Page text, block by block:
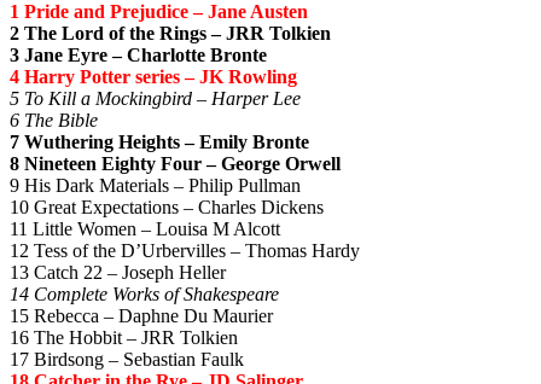
1 Pride and Prejudice – Jane Austen
2 The Lord of the Rings – JRR Tolkien
3 Jane Eyre – Charlotte Bronte
4 Harry Potter series – JK Rowling
5 To Kill a Mockingbird – Harper Lee
6 The Bible
7 Wuthering Heights – Emily Bronte
8 Nineteen Eighty Four – George Orwell
9 His Dark Materials – Philip Pullman
10 Great Expectations – Charles Dickens
11 Little Women – Louisa M Alcott
12 Tess of the D’Urbervilles – Thomas Hardy
13 Catch 22 – Joseph Heller
14 Complete Works of Shakespeare
15 Rebecca – Daphne Du Maurier
16 The Hobbit – JRR Tolkien
17 Birdsong – Sebastian Faulk